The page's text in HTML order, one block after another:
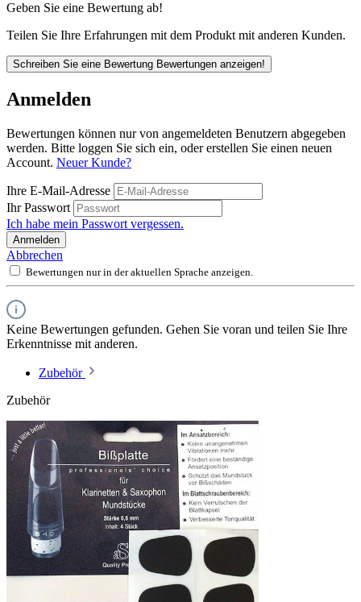
Geben Sie eine Bewertung ab!
Teilen Sie Ihre Erfahrungen mit dem Produkt mit anderen Kunden.
Schreiben Sie eine Bewertung Bewertungen anzeigen!
Anmelden
Bewertungen können nur von angemeldeten Benutzern abgegeben
werden. Bitte loggen Sie sich ein, oder erstellen Sie einen neuen
Account. Neuer Kunde?
Ihre E-Mail-Adresse
Ihr Passwort
Ich habe mein Passwort vergessen.
Anmelden
Abbrechen
Bewertungen nur in der aktuellen Sprache anzeigen.
Keine Bewertungen gefunden. Gehen Sie voran und teilen Sie Ihre
Erkenntnisse mit anderen.
Zubehör
Zubehör